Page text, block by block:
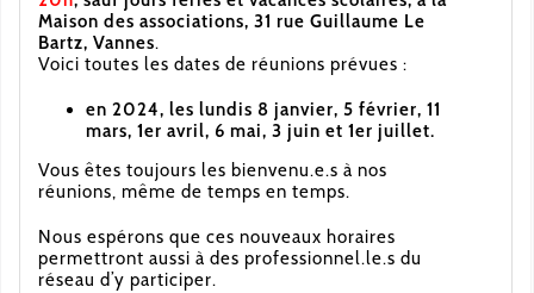
Maison des associations, 31 rue Guillaume Le
Bartz, Vannes.
Voici toutes les dates de réunions prévues :
en 2024, les lundis 8 janvier, 5 février, 11
mars, 1er avril, 6 mai, 3 juin et 1er juillet.
Vous êtes toujours les bienvenu.e.s à nos
réunions, même de temps en temps.
Nous espérons que ces nouveaux horaires
permettront aussi à des professionnel.le.s du
réseau d’y participer.